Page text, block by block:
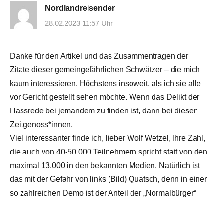
Nordlandreisender
28.02.2023 11:57 Uhr
Danke für den Artikel und das Zusammentragen der
Zitate dieser gemeingefährlichen Schwätzer – die mich
kaum interessieren. Höchstens insoweit, als ich sie alle
vor Gericht gestellt sehen möchte. Wenn das Delikt der
Hassrede bei jemandem zu finden ist, dann bei diesen
Zeitgenoss*innen.
Viel interessanter finde ich, lieber Wolf Wetzel, Ihre Zahl,
die auch von 40-50.000 Teilnehmern spricht statt von den
maximal 13.000 in den bekannten Medien. Natürlich ist
das mit der Gefahr von links (Bild) Quatsch, denn in einer
so zahlreichen Demo ist der Anteil der „Normalbürger“,